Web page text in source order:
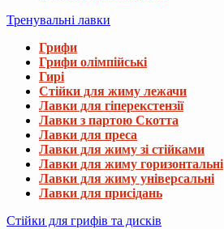
Тренувальні лавки
Грифи
Грифи олімпійські
Гирі
Стійки для жиму лежачи
Лавки для гіперекстензії
Лавки з партою Скотта
Лавки для преса
Лавки для жиму зі стійками
Лавки для жиму горизонтальні
Лавки для жиму універсальні
Лавки для присідань
Стійки для грифів та дисків